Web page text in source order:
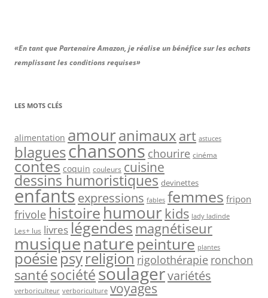
«En tant que Partenaire Amazon, je réalise un bénéfice sur les achats
remplissant les conditions requises»
LES MOTS CLÉS
alimentation amouranimaux art astuces
blagueschansons chourire cinéma
contes coquin couleurs cuisine
dessins humoristiques devinettes
enfantsexpressions fables femmes fripon
frivole histoire humour kids lady ladinde
Les+ lus livreslégendes magnétiseur
musiquenature peinture plantes
poésiepsyreligion rigolothérapie ronchon
santésociétésoulagervariétés
verboriculteur verboriculture voyages